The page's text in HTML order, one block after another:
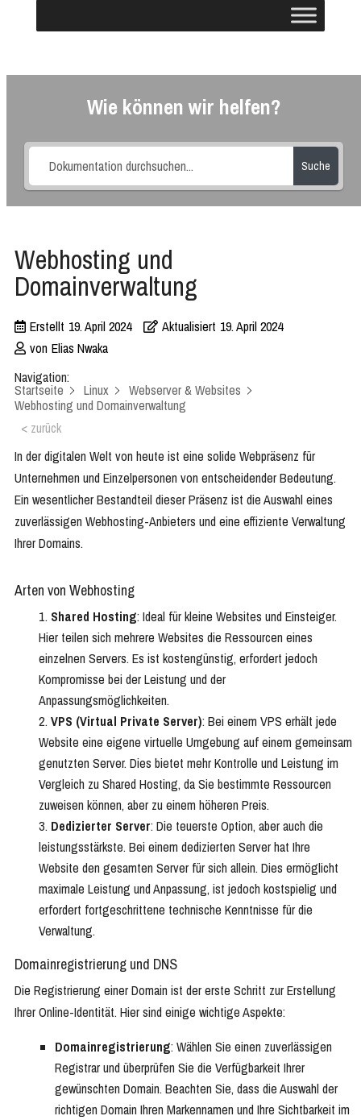
Wie können wir helfen?
Suche
Webhosting und
Domainverwaltung
Erstellt 19. April 2024 Aktualisiert 19. April 2024
von Elias Nwaka
Navigation:
Startseite Linux
Webserver & Websites
Webhosting und Domainverwaltung
< zurück
In der digitalen Welt von heute ist eine solide Webpräsenz für
Unternehmen und Einzelpersonen von entscheidender Bedeutung.
Ein wesentlicher Bestandteil dieser Präsenz ist die Auswahl eines
zuverlässigen Webhosting-Anbieters und eine effiziente Verwaltung
Ihrer Domains.
Arten von Webhosting
Shared Hosting: Ideal für kleine Websites und Einsteiger.
Hier teilen sich mehrere Websites die Ressourcen eines
einzelnen Servers. Es ist kostengünstig, erfordert jedoch
Kompromisse bei der Leistung und der
Anpassungsmöglichkeiten.
VPS (Virtual Private Server): Bei einem VPS erhält jede
Website eine eigene virtuelle Umgebung auf einem gemeinsam
genutzten Server. Dies bietet mehr Kontrolle und Leistung im
Vergleich zu Shared Hosting, da Sie bestimmte Ressourcen
zuweisen können, aber zu einem höheren Preis.
Dedizierter Server: Die teuerste Option, aber auch die
leistungsstärkste. Bei einem dedizierten Server hat Ihre
Website den gesamten Server für sich allein. Dies ermöglicht
maximale Leistung und Anpassung, ist jedoch kostspielig und
erfordert fortgeschrittene technische Kenntnisse für die
Verwaltung.
Domainregistrierung und DNS
Die Registrierung einer Domain ist der erste Schritt zur Erstellung
Ihrer Online-Identität. Hier sind einige wichtige Aspekte:
Domainregistrierung: Wählen Sie einen zuverlässigen
Registrar und überprüfen Sie die Verfügbarkeit Ihrer
gewünschten Domain. Beachten Sie, dass die Auswahl der
richtigen Domain Ihren Markennamen und Ihre Sichtbarkeit im